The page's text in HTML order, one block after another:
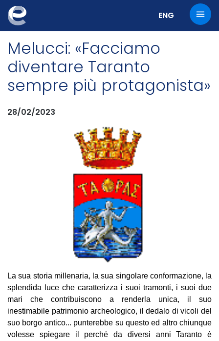
Cambia la
ENG
Melucci: «Facciamo
diventare Taranto
sempre più protagonista»
28/02/2023
La sua storia millenaria, la sua singolare conformazione, la
splendida luce che caratterizza i suoi tramonti, i suoi due
mari che contribuiscono a renderla unica, il suo
inestimabile patrimonio archeologico, il dedalo di vicoli del
suo borgo antico... punterebbe su questo ed altro chiunque
volesse spiegare il perché da diversi anni Taranto è